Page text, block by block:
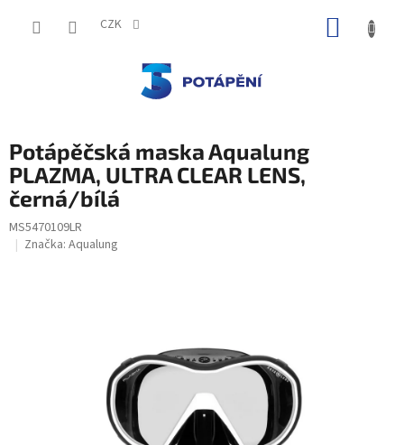
CZK
Potápěčská maska Aqualung
PLAZMA, ULTRA CLEAR LENS,
černá/bílá
MS5470109LR
Značka: Aqualung